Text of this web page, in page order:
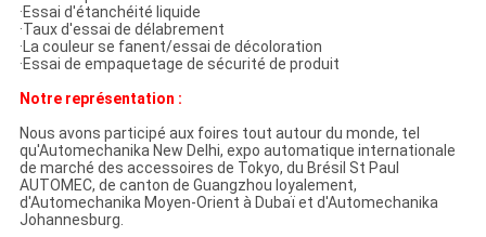
·Essai d'étanchéité liquide
·Taux d'essai de délabrement
·La couleur se fanent/essai de décoloration
·Essai de empaquetage de sécurité de produit
Notre représentation :
Nous avons participé aux foires tout autour du monde, tel
qu'Automechanika New Delhi, expo automatique internationale
de marché des accessoires de Tokyo, du Brésil St Paul
AUTOMEC, de canton de Guangzhou loyalement,
d'Automechanika Moyen-Orient à Dubaï et d'Automechanika
Johannesburg.